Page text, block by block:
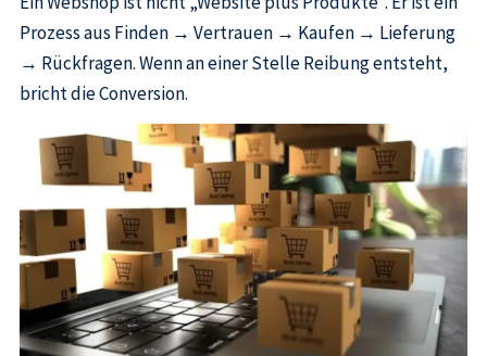
Prozess aus Finden → Vertrauen → Kaufen → Lieferung
→ Rückfragen. Wenn an einer Stelle Reibung entsteht,
bricht die Conversion.